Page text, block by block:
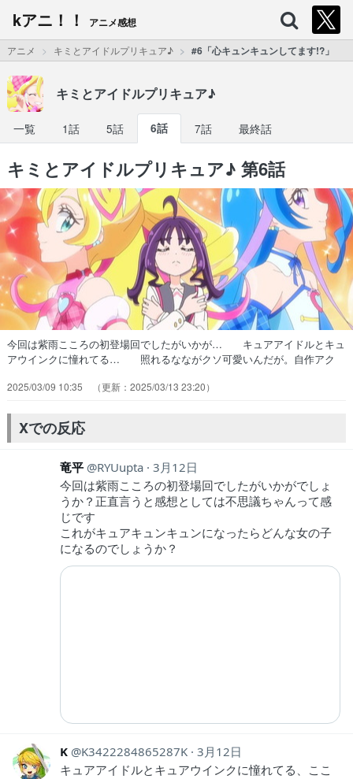
kアニ！！ アニメ感想
アニメ キミとアイドルプリキュア♪ #6「心キュンキュンしてます!?」
キミとアイドルプリキュア♪
一覧 1話 5話 6話 7話 最終話
キミとアイドルプリキュア♪ 第6話
今回は紫雨こころの初登場回でしたがいかが… キュアアイドルとキュ
アウインクに憧れてる… 照れるなながクソ可愛いんだが。自作アク
った人を助けるのがアイドルプ… キュアハッピーぶりに推しプリキュ
ンキュンしてます!?(制作:東映ア… やはりコミカルかつシリアスのさ
じ加減が絶… キュアアイドル＆キュアウインク研究会会長…
2025/03/09 10:35 2025/03/13 23:20
Xでの反応
竜平 RYUupta 3月12日
今回は紫雨こころの初登場回でしたがいかがでしょ
うか？正直言うと感想としては不思議ちゃんって感
じです
これがキュアキュンキュンになったらどんな女の子
になるのでしょうか？
K K3422284865287K 3月12日
キュアアイドルとキュアウインクに憧れてる、ここ